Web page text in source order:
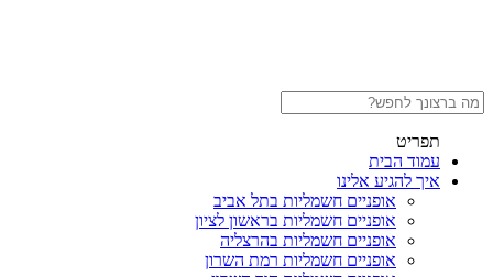
תפריט
עמוד הבית
איך להגיע אלינו
אופניים חשמליות בתל אביב
אופניים חשמליות בראשון לציון
אופניים חשמליות בהרצליה
אופניים חשמליות רמת השרון